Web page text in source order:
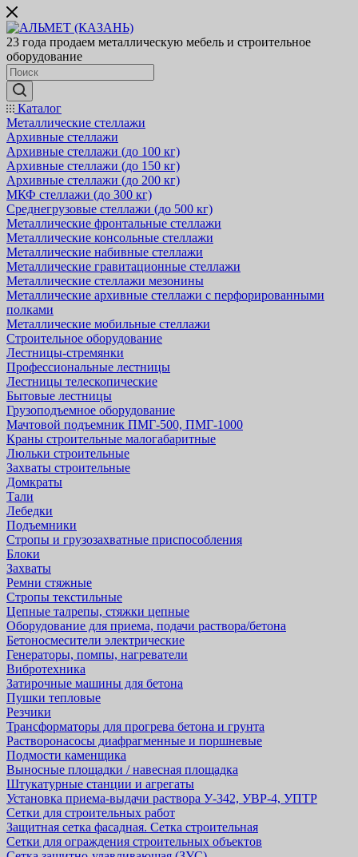
23 года продаем металлическую мебель и строительное
оборудование
Каталог
Металлические стеллажи
Архивные стеллажи
Архивные стеллажи (до 100 кг)
Архивные стеллажи (до 150 кг)
Архивные стеллажи (до 200 кг)
МКФ стеллажи (до 300 кг)
Среднегрузовые стеллажи (до 500 кг)
Металлические фронтальные стеллажи
Металлические консольные стеллажи
Металлические набивные стеллажи
Металлические гравитационные стеллажи
Металлические стеллажи мезонины
Металлические архивные стеллажи с перфорированными
полками
Металлические мобильные стеллажи
Строительное оборудование
Лестницы-стремянки
Профессиональные лестницы
Лестницы телескопические
Бытовые лестницы
Грузоподъемное оборудование
Мачтовой подъемник ПМГ-500, ПМГ-1000
Краны строительные малогабаритные
Люльки строительные
Захваты строительные
Домкраты
Тали
Лебедки
Подъемники
Стропы и грузозахватные приспособления
Блоки
Захваты
Ремни стяжные
Стропы текстильные
Цепные талрепы, стяжки цепные
Оборудование для приема, подачи раствора/бетона
Бетоносмесители электрические
Генераторы, помпы, нагреватели
Вибротехника
Затирочные машины для бетона
Пушки тепловые
Резчики
Трансформаторы для прогрева бетона и грунта
Растворонасосы диафрагменные и поршневые
Подмости каменщика
Выносные площадки / навесная площадка
Штукатурные станции и агрегаты
Установка приема-выдачи раствора У-342, УВР-4, УПТР
Сетки для строительных работ
Защитная cетка фасадная. Сетка строительная
Сетки для ограждения строительных объектов